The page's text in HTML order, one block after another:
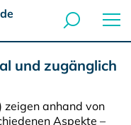
und zugänglich
zeigen anhand von
Aspekte –